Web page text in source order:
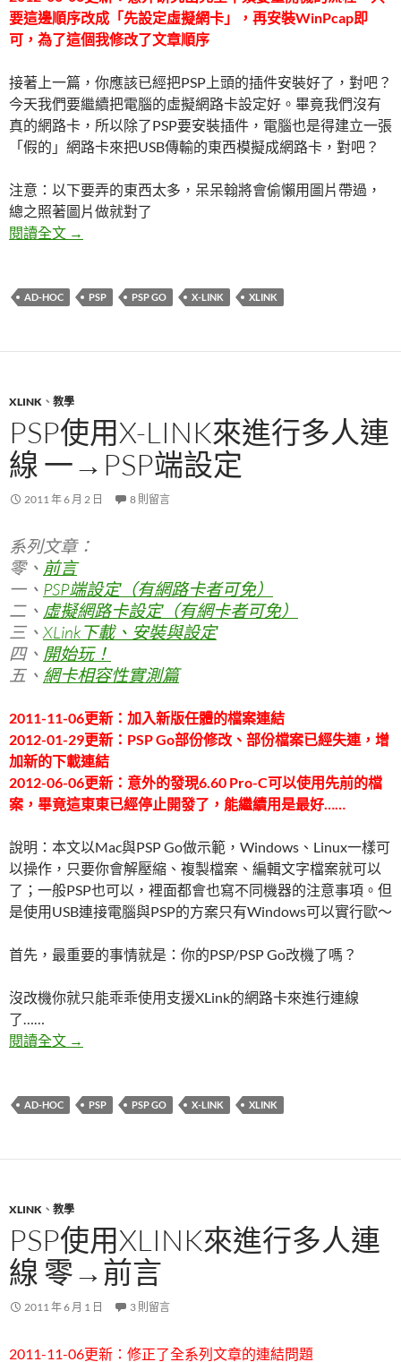
要這邊順序改成「先設定虛擬網卡」，再安裝WinPcap即
可，為了這個我修改了文章順序
接著上一篇，你應該已經把PSP上頭的插件安裝好了，對吧？
今天我們要繼續把電腦的虛擬網路卡設定好。畢竟我們沒有
真的網路卡，所以除了PSP要安裝插件，電腦也是得建立一張
「假的」網路卡來把USB傳輸的東西模擬成網路卡，對吧？
注意：以下要弄的東西太多，呆呆翰將會偷懶用圖片帶過，
總之照著圖片做就對了
閱讀全文 PSP使用XLink來進行多人連線 二→虛擬網路卡設定
→
AD-HOC PSP PSP GO X-LINK XLINK
XLINK 、 教學
PSP使用X-LINK來進行多人連
線 一→PSP端設定
2011 年 6 月 2 日 8 則留言
系列文章：
零、 前言
一、 PSP端設定（有網路卡者可免）
二、 虛擬網路卡設定（有網卡者可免）
三、XLink下載、安裝與設定
四、 開始玩！
五、 網卡相容性實測篇
2011-11-06更新：加入新版任體的檔案連結
2012-01-29更新：PSP Go部份修改、部份檔案已經失連，增
加新的下載連結
2012-06-06更新：意外的發現6.60 Pro-C可以使用先前的檔
案，畢竟這東東已經停止開發了，能繼續用是最好……
說明：本文以Mac與PSP Go做示範，Windows、Linux一樣可
以操作，只要你會解壓縮、複製檔案、編輯文字檔案就可以
了；一般PSP也可以，裡面都會也寫不同機器的注意事項。但
是使用USB連接電腦與PSP的方案只有Windows可以實行歐～
首先，最重要的事情就是：你的PSP/PSP Go改機了嗎？
沒改機你就只能乖乖使用支援XLink的網路卡來進行連線
了……
閱讀全文 PSP使用X-Link來進行多人連線 一→PSP端設定
→
AD-HOC PSP PSP GO X-LINK XLINK
XLINK 、 教學
PSP使用XLINK來進行多人連
線 零→前言
2011 年 6 月 1 日 3 則留言
2011-11-06更新：修正了全系列文章的連結問題